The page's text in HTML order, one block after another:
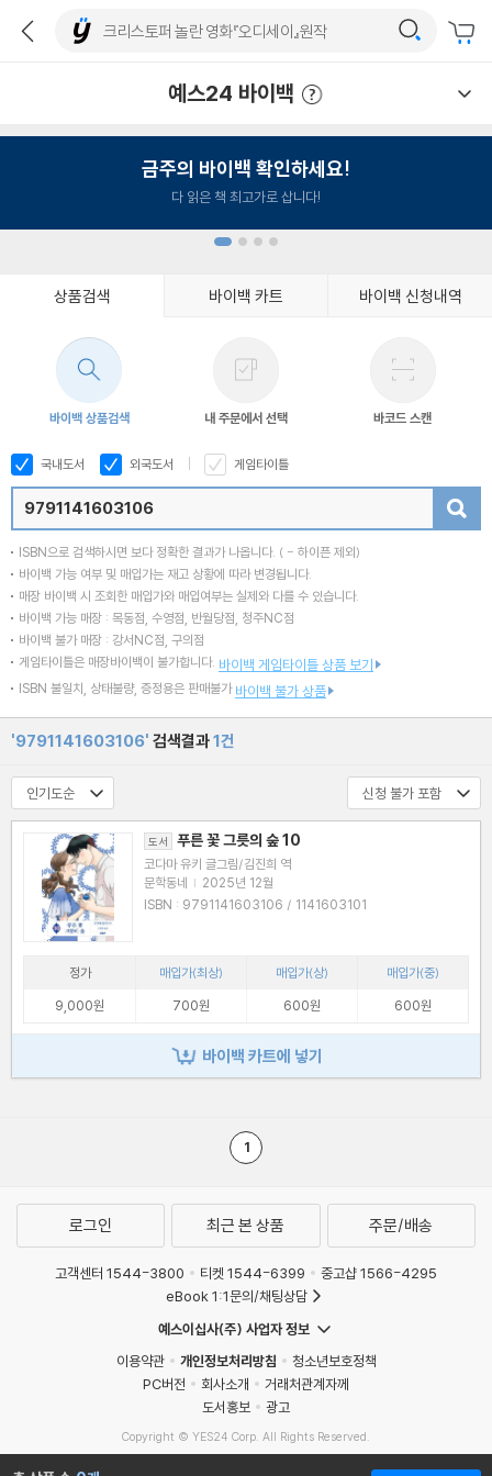
예스24 바이백
금주의 바이백 확인하세요!
다 읽은 책 최고가로 삽니다!
상품검색 바이백 카트 바이백 신청내역
바이백 상품검색 내 주문에서 선택 바코드 스캔
국내도서 외국도서 게임타이틀
ISBN으로 검색하시면 보다 정확한 결과가 나옵니다. ( - 하이픈 제외)
바이백 가능 여부 및 매입가는 재고 상황에 따라 변경됩니다.
매장 바이백 시 조회한 매입가와 매입여부는 실제와 다를 수 있습니다.
바이백 가능 매장 : 목동점, 수영점, 반월당점, 청주NC점
바이백 불가 매장 : 강서NC점, 구의점
게임타이틀은 매장바이백이 불가합니다. 바이백 게임타이틀 상품 보기
ISBN 불일치, 상태불량, 증정용은 판매불가 바이백 불가 상품
'9791141603106' 검색결과1건
도서 푸른 꽃 그릇의 숲 10
코다마 유키 글그림/김진희 역
문학동네 | 2025년 12월
ISBN : 9791141603106 / 1141603101
정가 매입가(최상) 매입가(상)
매입가(중)
9,000원
700원 600원 600원
바이백 카트에 넣기
1
로그인 최근 본 상품 주문/배송
고객센터 1544-3800 티켓 1544-6399
중고샵 1566-4295
eBook 1:1문의/채팅상담
예스이십사(주) 사업자 정보
이용약관
개인정보처리방침
청소년보호정책
PC버전
회사소개
거래처관계자께
도서홍보
광고
Copyright © YES24 Corp. All Rights Reserved.
MATOM5